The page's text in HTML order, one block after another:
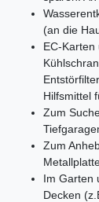
(an die
EC-Karten
Hilfsmittel
Zum
Zum
Im Garten
Decken